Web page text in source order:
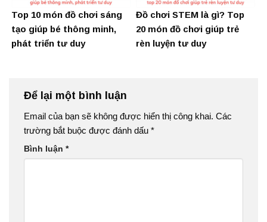
Top 10 món đồ chơi sáng
tạo giúp bé thông minh,
phát triển tư duy
Đồ chơi STEM là gì? Top
20 món đồ chơi giúp trẻ
rèn luyện tư duy
Để lại một bình luận
Email của bạn sẽ không được hiển thị công khai. Các
trường bắt buộc được đánh dấu *
Bình luận *